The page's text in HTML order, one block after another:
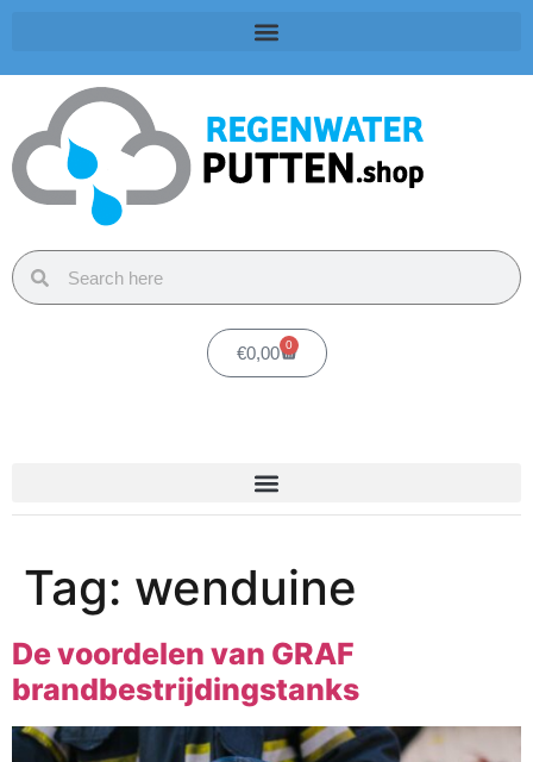
€0,00 0
Tag: wenduine
De voordelen van GRAF
brandbestrijdingstanks